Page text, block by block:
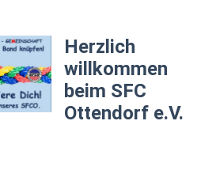
Herzlich
willkommen
beim SFC
Ottendorf e.V.